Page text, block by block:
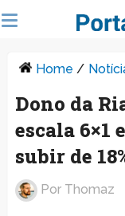
Home /
Dono da
escala 6×1
subir de
Por Thomaz